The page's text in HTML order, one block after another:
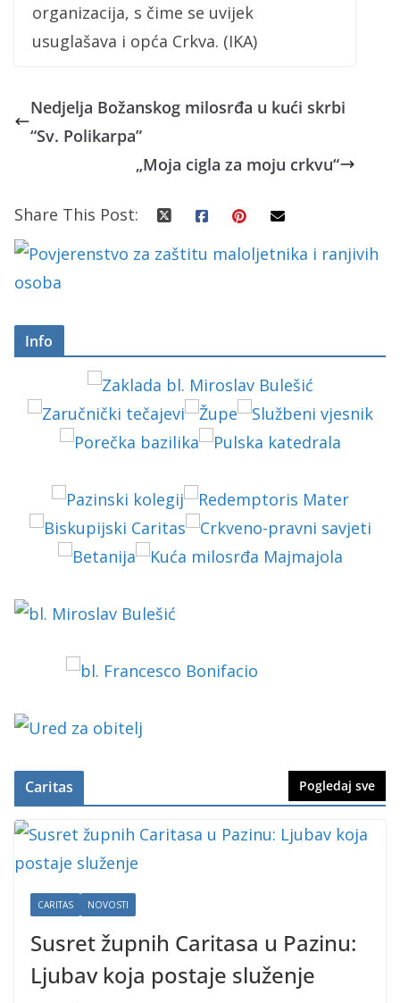
organizacija, s čime se uvijek
usuglašava i opća Crkva. (IKA)
Nedjelja Božanskog milosrđa u kući skrbi
“Sv. Polikarpa”
„Moja cigla za moju crkvu“
Share This Post:
Info
Caritas Pogledaj sve
CARITAS NOVOSTI
Susret župnih Caritasa u Pazinu:
Ljubav koja postaje služenje